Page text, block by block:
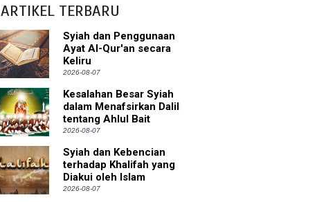
ARTIKEL TERBARU
Syiah dan Penggunaan
Ayat Al-Qur'an secara
Keliru
2026-08-07
Kesalahan Besar Syiah
dalam Menafsirkan Dalil
tentang Ahlul Bait
2026-08-07
Syiah dan Kebencian
terhadap Khalifah yang
Diakui oleh Islam
2026-08-07